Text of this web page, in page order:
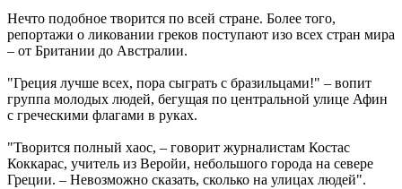
Нечто подобное творится по всей стране. Более того,
репортажи о ликовании греков поступают изо всех стран мира
– от Британии до Австралии.
"Греция лучше всех, пора сыграть с бразильцами!" – вопит
группа молодых людей, бегущая по центральной улице Афин
с греческими флагами в руках.
"Творится полный хаос, – говорит журналистам Костас
Коккарас, учитель из Веройи, небольшого города на севере
Греции. – Невозможно сказать, сколько на улицах людей".